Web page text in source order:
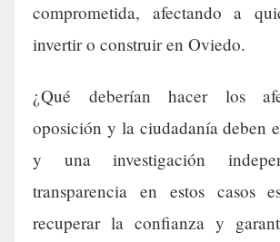
comprometida, afectando a
invertir o construir en Oviedo.
¿Qué deberían hacer los
oposición y la ciudadanía deben
y una investigación
transparencia en estos casos
recuperar la confianza y